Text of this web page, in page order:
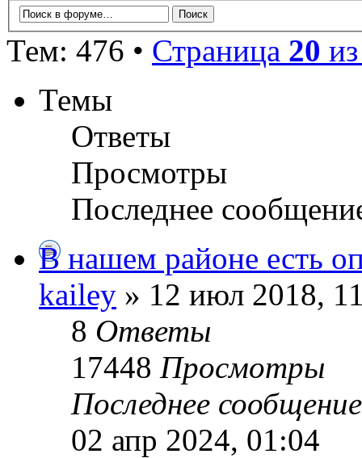
Тем: 476 • Страница 20
Темы
Ответы
Просмотры
Последнее
В нашем районе есть
kailey » 12 июл 2018,
8 Ответы
17448 Просмотры
Последнее
02 апр 2024, 01:04